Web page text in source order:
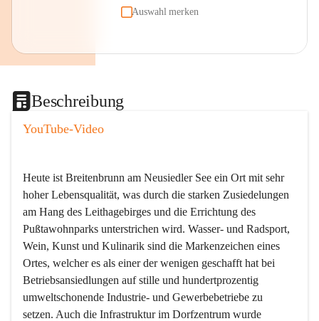
Auswahl merken
Beschreibung
YouTube-Video
Heute ist Breitenbrunn am Neusiedler See ein Ort mit sehr
hoher Lebensqualität, was durch die starken Zusiedelungen
am Hang des Leithagebirges und die Errichtung des
Pußtawohnparks unterstrichen wird. Wasser- und Radsport,
Wein, Kunst und Kulinarik sind die Markenzeichen eines
Ortes, welcher es als einer der wenigen geschafft hat bei
Betriebsansiedlungen auf stille und hundertprozentig
umweltschonende Industrie- und Gewerbebetriebe zu
setzen. Auch die Infrastruktur im Dorfzentrum wurde